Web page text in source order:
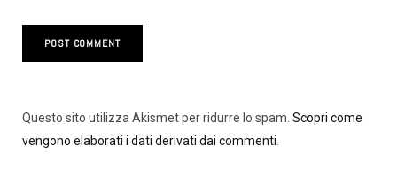
Questo sito utilizza Akismet per ridurre lo spam. Scopri come
vengono elaborati i dati derivati dai commenti